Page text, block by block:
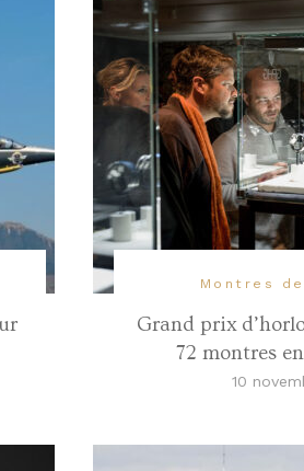
Montres
Grand prix
72 montres
10